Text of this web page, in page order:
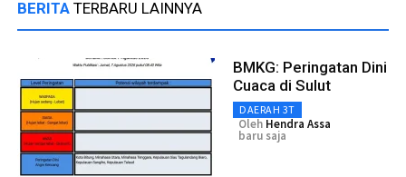
BERITA TERBARU LAINNYA
BMKG: Peringatan Dini
Cuaca di Sulut
DAERAH 3T
Oleh Hendra Assa
baru saja